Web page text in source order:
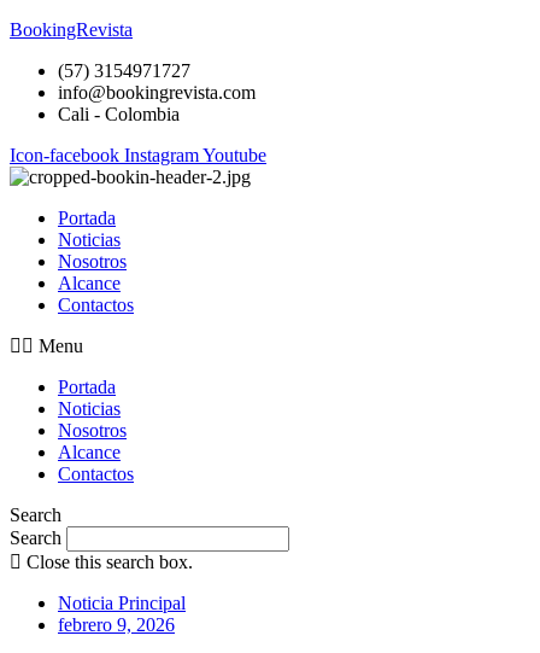
BookingRevista
(57) 3154971727
info@bookingrevista.com
Cali - Colombia
Icon-facebook InstagramYoutube
Portada
Noticias
Nosotros
Alcance
Contactos
Menu
Portada
Noticias
Nosotros
Alcance
Contactos
Search
Search
Close this search box.
Noticia Principal
febrero 9, 2026